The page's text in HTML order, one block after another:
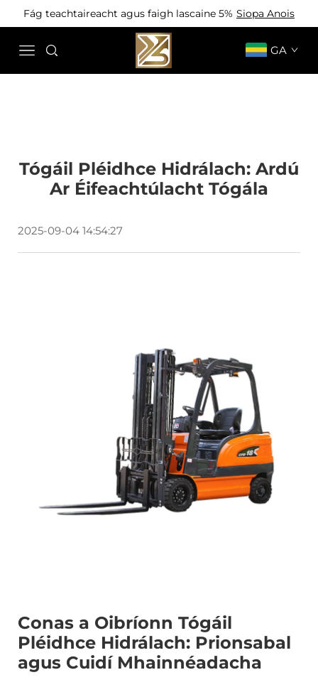
Fág teachtaireacht agus faigh lascaine 5% Siopa Anois
GA
Tógáil Pléidhce Hidrálach: Ardú
Ar Éifeachtúlacht Tógála
2025-09-04 14:54:27
Conas a Oibríonn Tógáil
Pléidhce Hidrálach: Prionsabal
agus Cuidí Mhainnéadacha